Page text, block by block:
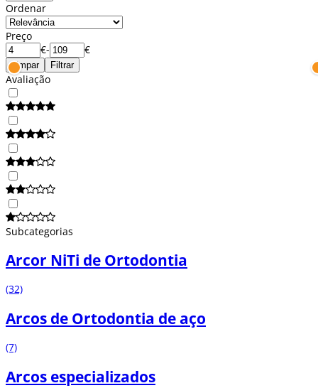
Ordenar
Preço
€- €
Limpar Filtrar
Avaliação
Subcategorias
Arcor NiTi de Ortodontia
(32)
Arcos de Ortodontia de aço
(7)
Arcos especializados